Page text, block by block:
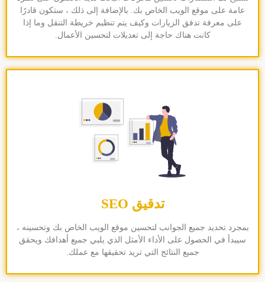
عامة على موقع الويب الخاص بك. بالإضافة إلى ذلك ، ستكون قادرًا
على معرفة تدفق الزيارات وكيف يتم تنظيم خريطة التنقل وما إذا
كانت هناك حاجة إلى تعديلات لتحسين الأعمال.
تدقيق SEO
بمجرد تحديد جميع الجوانب لتحسين موقع الويب الخاص بك وتحسينه ،
سيبدأ في الحصول على الأداء الأمثل الذي يلبي جميع أهدافك ويحقق
جميع النتائج التي تريد تحقيقها مع عملك.